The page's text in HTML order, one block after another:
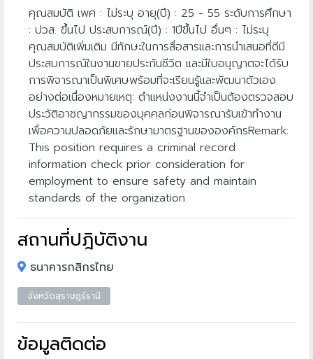
คุณสมบัติ เพศ : ไม่ระบุ อายุ(ปี) : 25 - 55 ระดับการศึกษา
: ปวส. ขึ้นไป ประสบการณ์(ปี) : 1ปีขึ้นไป อื่นๆ : ไม่ระบุ
คุณสมบัติเพิ่มเติม มีทักษะในการสื่อสารและการนำเสนอที่ดีมี
ประสบการณ์ในงานขายประกันชีวิต และมีใบอนุญาตจะได้รับ
การพิจารณาเป็นพิเศษพร้อมที่จะเรียนรู้และพัฒนาตัวเอง
อย่างต่อเนื่องหมายเหตุ: ตำแหน่งงานนี้จำเป็นต้องตรวจสอบ
ประวัติอาชญากรรมของบุคคลก่อนพิจารณารับเข้าทำงาน
เพื่อความปลอดภัยและรักษามาตรฐานขององค์กรRemark:
This position requires a criminal record
information check prior consideration for
employment to ensure safety and maintain
standards of the organization.
สถานที่ปฎิบัติงาน
ธนาคารกสิกรไทย
จังหวัดสุราษฎร์ธานี
ข้อมูลติดต่อ